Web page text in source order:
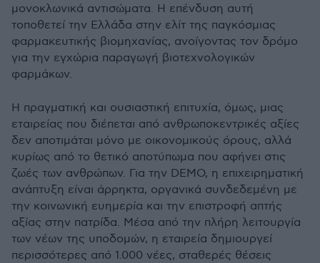
μονοκλωνικά αντισώματα. Η επένδυση αυτή
τοποθετεί την Ελλάδα στην ελίτ της παγκόσμιας
φαρμακευτικής βιομηχανίας, ανοίγοντας τον δρόμο
για την εγχώρια παραγωγή βιοτεχνολογικών
φαρμάκων.
Η πραγματική και ουσιαστική επιτυχία, όμως, μιας
εταιρείας που διέπεται από ανθρωποκεντρικές αξίες
δεν αποτιμάται μόνο με οικονομικούς όρους, αλλά
κυρίως από το θετικό αποτύπωμα που αφήνει στις
ζωές των ανθρώπων. Για την DEMO, η επιχειρηματική
ανάπτυξη είναι άρρηκτα, οργανικά συνδεδεμένη με
την κοινωνική ευημερία και την επιστροφή απτής
αξίας στην πατρίδα. Μέσα από την πλήρη λειτουργία
των νέων της υποδομών, η εταιρεία δημιουργεί
περισσότερες από 1.000 νέες, σταθερές θέσεις